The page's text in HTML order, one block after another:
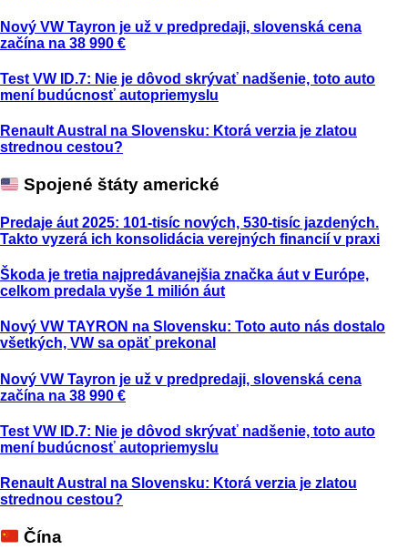
Nový VW Tayron je už v predpredaji, slovenská cena
začína na 38 990 €
Test VW ID.7: Nie je dôvod skrývať nadšenie, toto auto
mení budúcnosť autopriemyslu
Renault Austral na Slovensku: Ktorá verzia je zlatou
strednou cestou?
Spojené štáty americké
Predaje áut 2025: 101-tisíc nových, 530-tisíc jazdených.
Takto vyzerá ich konsolidácia verejných financií v praxi
Škoda je tretia najpredávanejšia značka áut v Európe,
celkom predala vyše 1 milión áut
Nový VW TAYRON na Slovensku: Toto auto nás dostalo
všetkých, VW sa opäť prekonal
Nový VW Tayron je už v predpredaji, slovenská cena
začína na 38 990 €
Test VW ID.7: Nie je dôvod skrývať nadšenie, toto auto
mení budúcnosť autopriemyslu
Renault Austral na Slovensku: Ktorá verzia je zlatou
strednou cestou?
Čína